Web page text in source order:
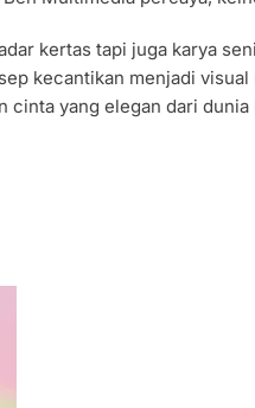
kertas tapi juga karya
kecantikan menjadi visual
yang elegan dari